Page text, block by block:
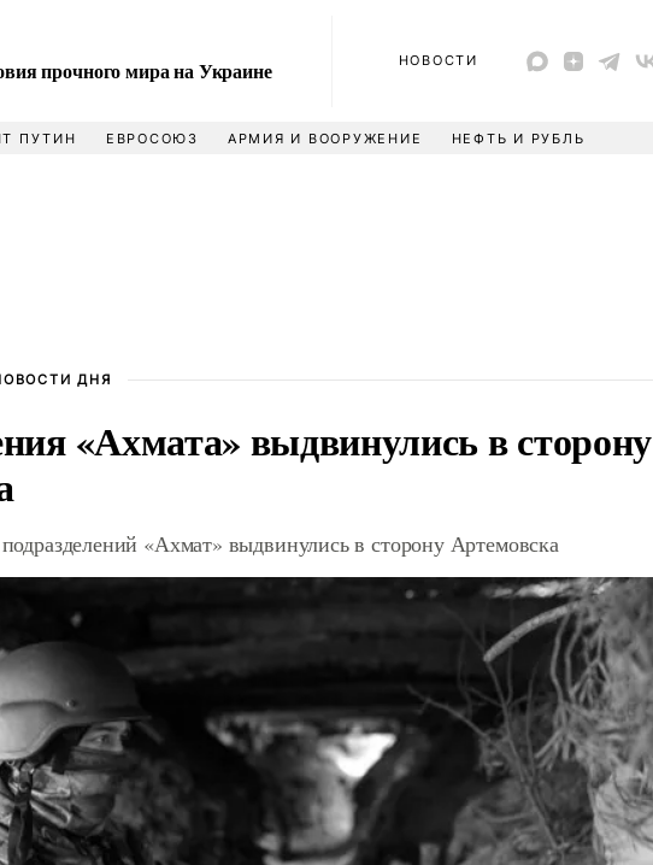
прочного мира на Украине НОВОСТИ
ПУТИН ЕВРОСОЮЗ АРМИЯ И ВООРУЖЕНИЕ НЕФТЬ И РУБЛЬ
ДНЯ
«Ахмата» выдвинулись в сторону
«Ахмат» выдвинулись в сторону Артемовска